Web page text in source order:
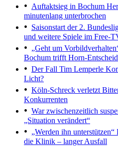
Auftaktsieg in Bochum
minutenlang unterbrochen
Saisonstart der 2.
und weitere Spiele im Free-
„Geht um
Bochum trifft Horn-
Der Fall Tim Lemperle
Licht?
Köln-Schreck verletzt
Konkurrenten
War zwischenzeitlich
„Situation verändert“
„Werden ihn unterstützen“
die Klinik – langer Ausfall